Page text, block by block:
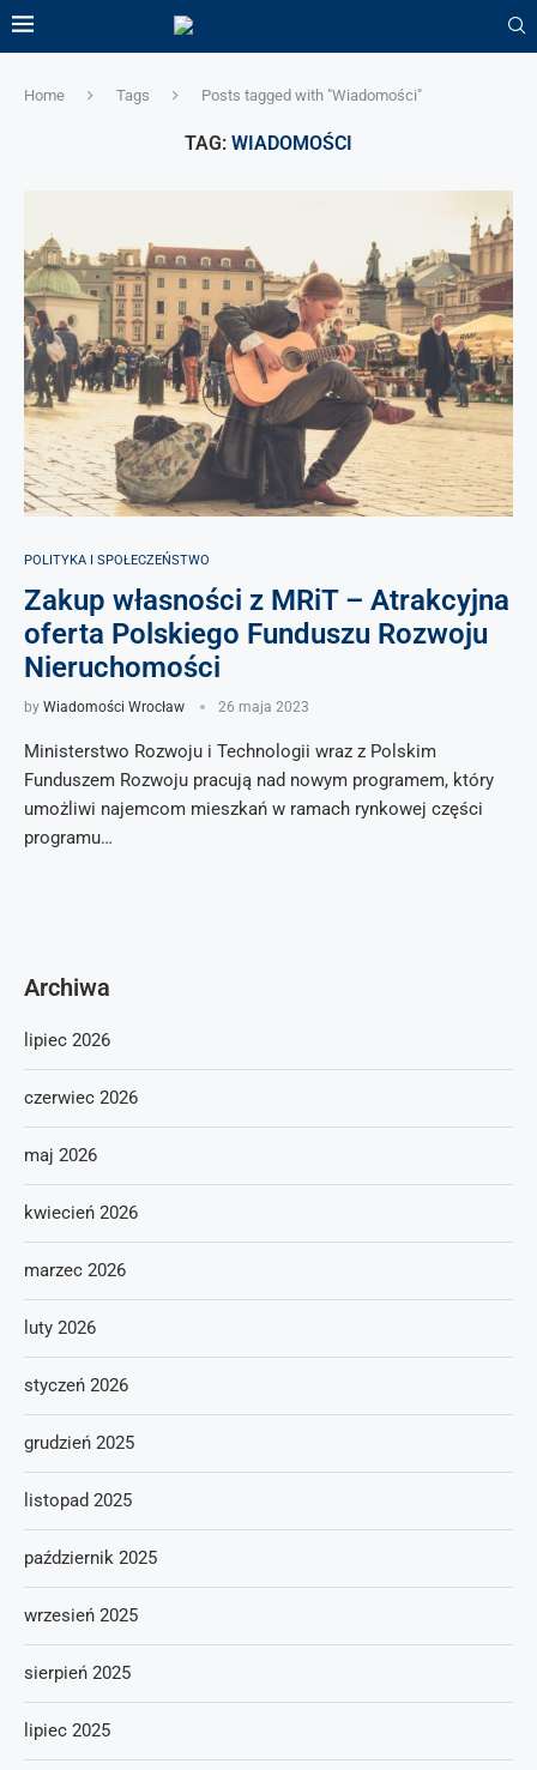
Home Tags Posts tagged with "Wiadomości"
TAG: WIADOMOŚCI
POLITYKA I SPOŁECZEŃSTWO
Zakup własności z MRiT – Atrakcyjna
oferta Polskiego Funduszu Rozwoju
Nieruchomości
by Wiadomości Wrocław 26 maja 2023
Ministerstwo Rozwoju i Technologii wraz z Polskim
Funduszem Rozwoju pracują nad nowym programem, który
umożliwi najemcom mieszkań w ramach rynkowej części
programu…
Archiwa
lipiec 2026
czerwiec 2026
maj 2026
kwiecień 2026
marzec 2026
luty 2026
styczeń 2026
grudzień 2025
listopad 2025
październik 2025
wrzesień 2025
sierpień 2025
lipiec 2025